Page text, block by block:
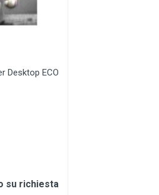
Desktop ECO
su richiesta